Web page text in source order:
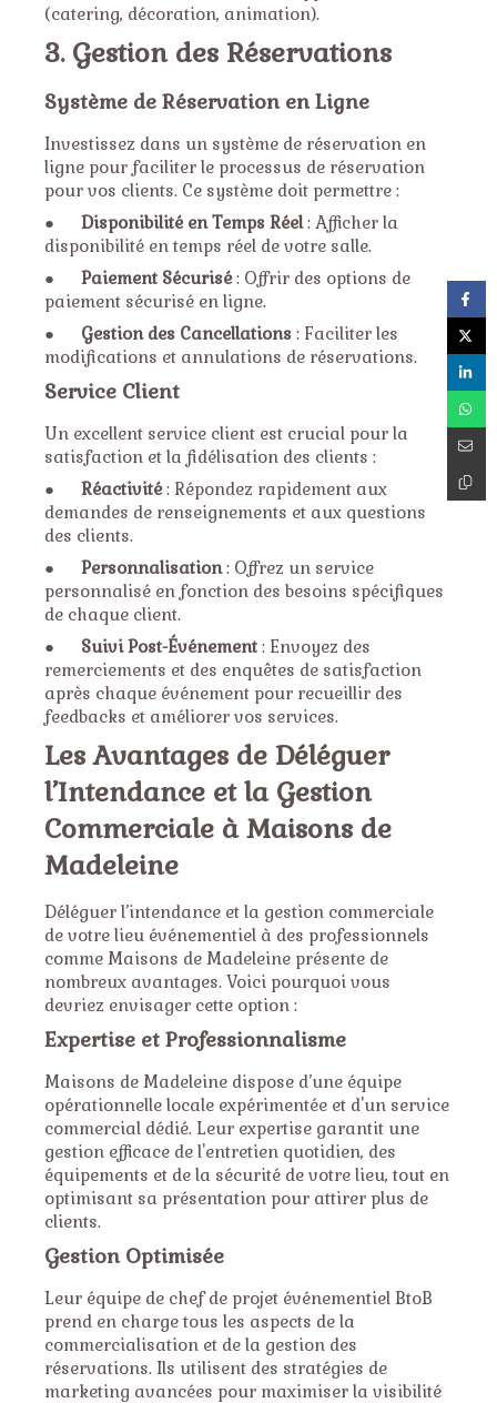
(catering, décoration, animation).
3. Gestion des Réservations
Système de Réservation en Ligne
Investissez dans un système de réservation en
ligne pour faciliter le processus de réservation
pour vos clients. Ce système doit permettre :
● Disponibilité en Temps Réel: Afficher la
disponibilité en temps réel de votre salle.
● Paiement Sécurisé : Offrir des options de
paiement sécurisé en ligne.
● Gestion des Cancellations : Faciliter les
modifications et annulations de réservations.
Service Client
Un excellent service client est crucial pour la
satisfaction et la fidélisation des clients :
● Réactivité : Répondez rapidement aux
demandes de renseignements et aux questions
des clients.
● Personnalisation: Offrez un service
personnalisé en fonction des besoins spécifiques
de chaque client.
● Suivi Post-Événement : Envoyez des
remerciements et des enquêtes de satisfaction
après chaque événement pour recueillir des
feedbacks et améliorer vos services.
Les Avantages de Déléguer
l’Intendance et la Gestion
Commerciale à Maisons de
Madeleine
Déléguer l’intendance et la gestion commerciale
de votre lieu événementiel à des professionnels
comme Maisons de Madeleine présente de
nombreux avantages. Voici pourquoi vous
devriez envisager cette option :
Expertise et Professionnalisme
Maisons de Madeleine dispose d’une équipe
opérationnelle locale expérimentée et d'un service
commercial dédié. Leur expertise garantit une
gestion efficace de l'entretien quotidien, des
équipements et de la sécurité de votre lieu, tout en
optimisant sa présentation pour attirer plus de
clients.
Gestion Optimisée
Leur équipe de chef de projet événementiel BtoB
prend en charge tous les aspects de la
commercialisation et de la gestion des
réservations. Ils utilisent des stratégies de
marketing avancées pour maximiser la visibilité